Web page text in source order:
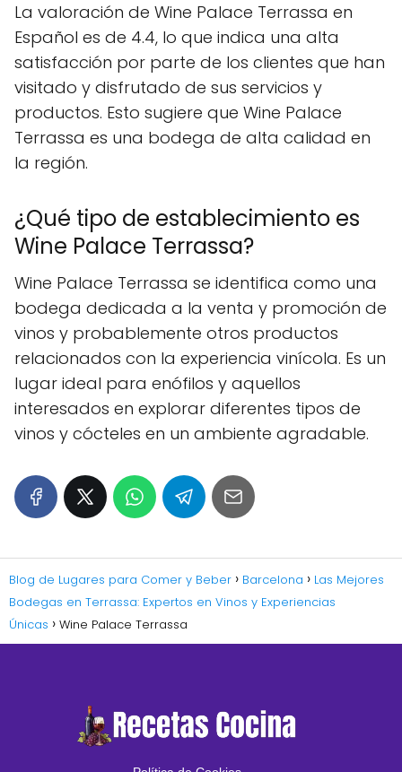
La valoración de Wine Palace Terrassa en
Español es de 4.4, lo que indica una alta
satisfacción por parte de los clientes que han
visitado y disfrutado de sus servicios y
productos. Esto sugiere que Wine Palace
Terrassa es una bodega de alta calidad en
la región.
¿Qué tipo de establecimiento es
Wine Palace Terrassa?
Wine Palace Terrassa se identifica como una
bodega dedicada a la venta y promoción de
vinos y probablemente otros productos
relacionados con la experiencia vinícola. Es un
lugar ideal para enófilos y aquellos
interesados en explorar diferentes tipos de
vinos y cócteles en un ambiente agradable.
Blog de Lugares para Comer y Beber Barcelona
Las Mejores
Bodegas en Terrassa: Expertos en Vinos y Experiencias
Únicas
Wine Palace Terrassa